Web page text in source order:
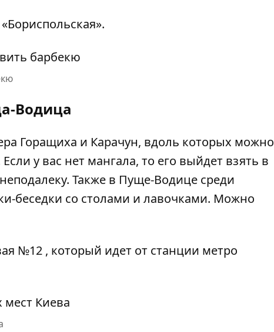
Водица
Горащиха и Карачун, вдоль которых можно
у вас нет мангала, то его выйдет взять в
Также в Пуще-Водице среди
беседки со столами и лавочками. Можно
№12 , который идет от станции метро